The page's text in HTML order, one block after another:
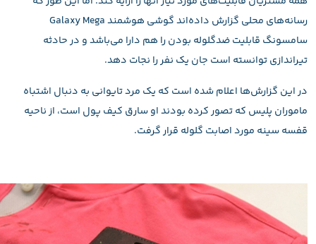
رسانه‌های محلی گزارش داده‌اند گوشی هوشمند Galaxy Mega
سامسونگ قابلیت ضدگلوله بودن را هم دارا می‌باشد و در حادثه
تیراندازی توانسته است جان یک نفر را نجات دهد.
در این گزارش‌ها اعلام شده است که یک مرد تایوانی به دنبال اشتباه
ماموران پلیس که تصور کرده بودند او سارق کیف پول است، از ناحیه
قفسه سینه مورد اصابت گلوله قرار گرفت.